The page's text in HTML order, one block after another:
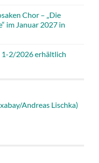
Chor – „Die
im Januar 2027 in
2/2026 erhältlich